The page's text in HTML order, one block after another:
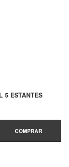
5 ESTANTES
COMPRAR